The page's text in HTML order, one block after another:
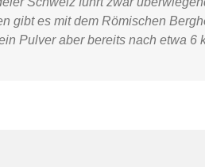
gibt es mit dem Römischen
Pulver aber bereits nach etwa